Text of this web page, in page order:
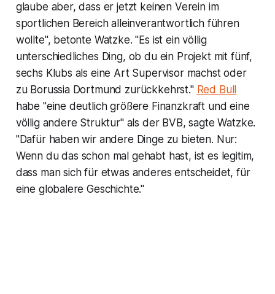
glaube aber, dass er jetzt keinen Verein im
sportlichen Bereich alleinverantwortlich führen
wollte", betonte Watzke. "Es ist ein völlig
unterschiedliches Ding, ob du ein Projekt mit fünf,
sechs Klubs als eine Art Supervisor machst oder
zu Borussia Dortmund zurückkehrst." Red Bull
habe "eine deutlich größere Finanzkraft und eine
völlig andere Struktur" als der BVB, sagte Watzke.
"Dafür haben wir andere Dinge zu bieten. Nur:
Wenn du das schon mal gehabt hast, ist es legitim,
dass man sich für etwas anderes entscheidet, für
eine globalere Geschichte."